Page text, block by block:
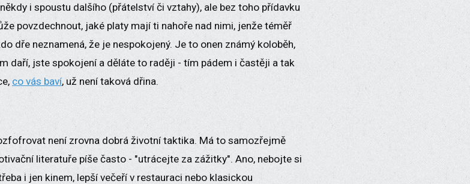
i spoustu dalšího (přátelství či vztahy), ale bez toho přídavku
povzdechnout, jaké platy mají ti nahoře nad nimi, jenže téměř
dře neznamená, že je nespokojený. Je to onen známý koloběh,
daří, jste spokojení a děláte to raději - tím pádem i častěji a tak
co vás baví, už není taková dřina.
není zrovna dobrá životní taktika. Má to samozřejmě
literatuře píše často - "utrácejte za zážitky". Ano, nebojte si
i jen kinem, lepší večeří v restauraci nebo klasickou